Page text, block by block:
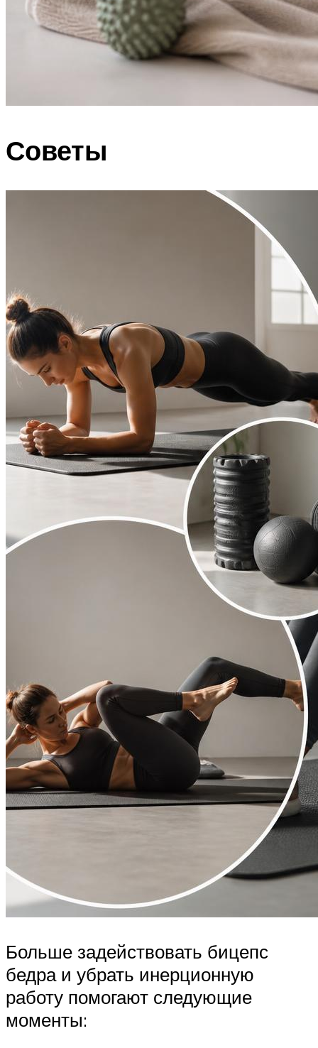
Советы
Больше задействовать бицепс
бедра и убрать инерционную
работу помогают следующие
моменты: